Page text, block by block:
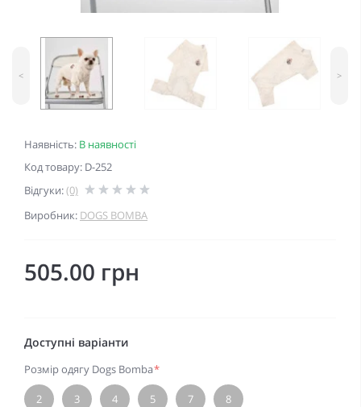
Наявність: В наявності
Код товару: D-252
Відгуки:(0)
Виробник: DOGS BOMBA
< >
505.00 грн
Доступні варіанти
Розмір одягу Dogs Bomba*
2 3 4 5 7 8